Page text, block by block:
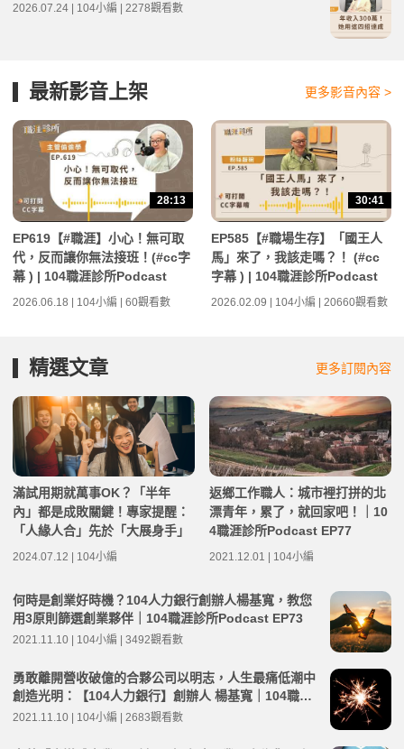
2026.07.24 | 104小編 | 2278觀看數
最新影音上架 更多影音內容 >
28:13
EP619【#職涯】小心！無可取
代，反而讓你無法接班！(#cc字
幕 ) | 104職涯診所Podcast
2026.06.18 | 104小編 | 60觀看數
30:41
EP585【#職場生存】「國王人
馬」來了，我該走嗎？！ (#cc
字幕 ) | 104職涯診所Podcast
2026.02.09 | 104小編 | 20660觀看數
精選文章 更多訂閱內容
滿試用期就萬事OK？「半年
內」都是成敗關鍵！專家提醒：
「人緣人合」先於「大展身手」
2024.07.12 | 104小編
返鄉工作職人：城市裡打拼的北
漂青年，累了，就回家吧！｜10
4職涯診所Podcast EP77
2021.12.01 | 104小編
何時是創業好時機？104人力銀行創辦人楊基寬，教您
用3原則篩選創業夥伴｜104職涯診所Podcast EP73
2021.11.10 | 104小編 | 3492觀看數
勇敢離開營收破億的合夥公司以明志，人生最痛低潮中
創造光明：【104人力銀行】創辦人 楊基寬｜104職涯
診所Podcast EP72
2021.11.10 | 104小編 | 2683觀看數